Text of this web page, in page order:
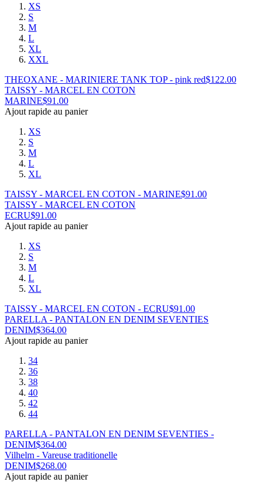
XS
S
M
L
XL
XXL
THEOXANE - MARINIERE TANK TOP - pink red$122.00
TAISSY - MARCEL EN COTON
MARINE$91.00
Ajout rapide au panier
XS
S
M
L
XL
TAISSY - MARCEL EN COTON - MARINE$91.00
TAISSY - MARCEL EN COTON
ECRU$91.00
Ajout rapide au panier
XS
S
M
L
XL
TAISSY - MARCEL EN COTON - ECRU$91.00
PARELLA - PANTALON EN DENIM SEVENTIES
DENIM$364.00
Ajout rapide au panier
34
36
38
40
42
44
PARELLA - PANTALON EN DENIM SEVENTIES -
DENIM$364.00
Vilhelm - Vareuse traditionelle
DENIM$268.00
Ajout rapide au panier